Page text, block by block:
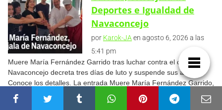
Deportes e Igualdad de
Navaconcejo
por Karok-JA en agosto 6, 2026 a las
5:41 pm
Muere María Fernández Garrido tras luchar contra el cáncer.
Navaconcejo decreta tres días de luto y suspende sus actos.
Conoce los detalles. La entrada Muere María Fernández Garrido,
concejala de Deportes e Igualdad de Navaconcejo se publicó
primero en Norte de Extremadura.